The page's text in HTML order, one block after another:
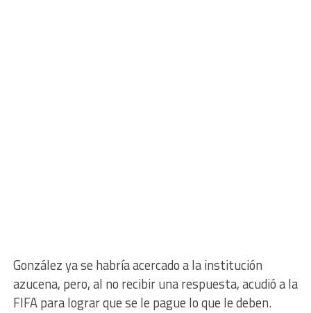
González ya se habría acercado a la institución
azucena, pero, al no recibir una respuesta, acudió a la
FIFA para lograr que se le pague lo que le deben.